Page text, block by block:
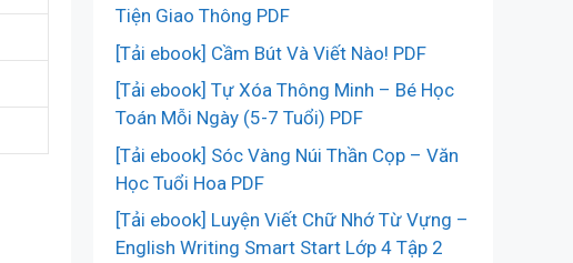
Tiện Giao Thông PDF
[Tải ebook] Cầm Bút Và Viết Nào! PDF
[Tải ebook] Tự Xóa Thông Minh – Bé Học
Toán Mỗi Ngày (5-7 Tuổi) PDF
[Tải ebook] Sóc Vàng Núi Thần Cọp – Văn
Học Tuổi Hoa PDF
[Tải ebook] Luyện Viết Chữ Nhớ Từ Vựng –
English Writing Smart Start Lớp 4 Tập 2